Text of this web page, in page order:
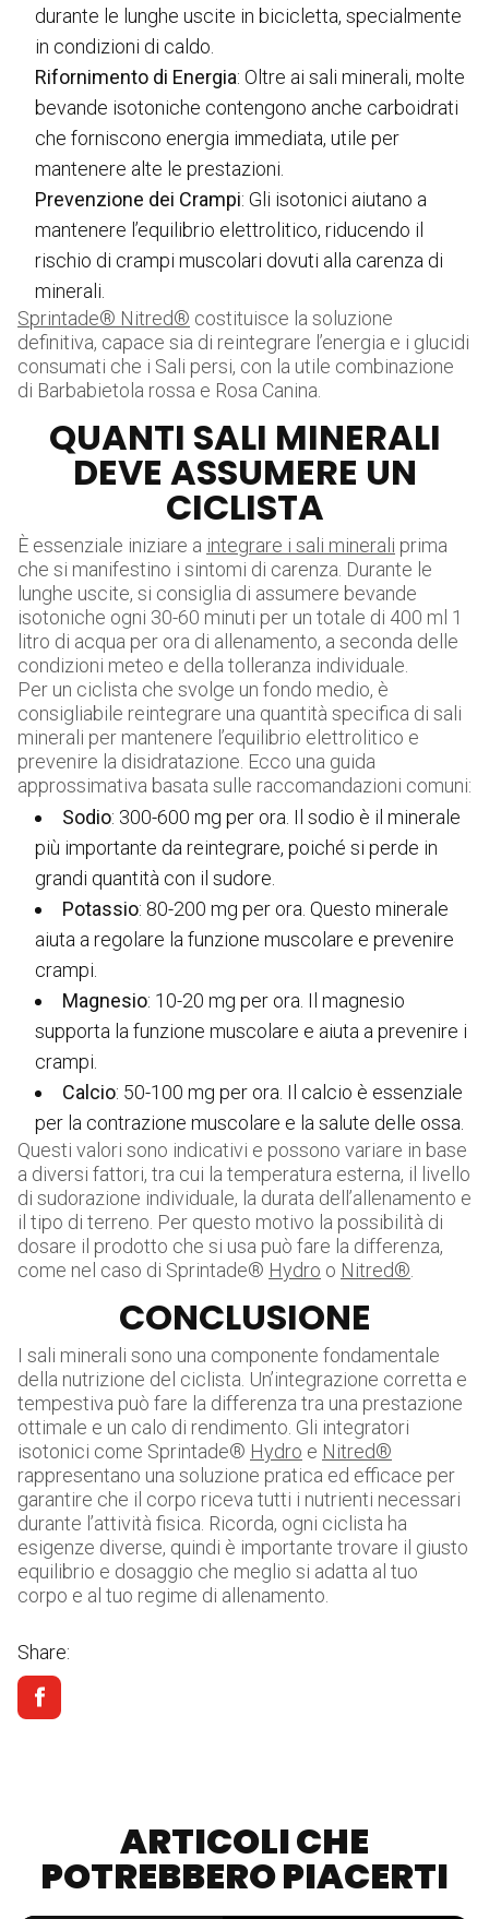
durante le lunghe uscite in bicicletta, specialmente
in condizioni di caldo.
Rifornimento di Energia: Oltre ai sali minerali, molte
bevande isotoniche contengono anche carboidrati
che forniscono energia immediata, utile per
mantenere alte le prestazioni.
Prevenzione dei Crampi: Gli isotonici aiutano a
mantenere l’equilibrio elettrolitico, riducendo il
rischio di crampi muscolari dovuti alla carenza di
minerali.
Sprintade® Nitred® costituisce la soluzione
definitiva, capace sia di reintegrare l’energia e i glucidi
consumati che i Sali persi, con la utile combinazione
di Barbabietola rossa e Rosa Canina.
QUANTI SALI MINERALI
DEVE ASSUMERE UN
CICLISTA
È essenziale iniziare a integrare i sali minerali prima
che si manifestino i sintomi di carenza. Durante le
lunghe uscite, si consiglia di assumere bevande
isotoniche ogni 30-60 minuti per un totale di 400 ml 1
litro di acqua per ora di allenamento, a seconda delle
condizioni meteo e della tolleranza individuale.
Per un ciclista che svolge un fondo medio, è
consigliabile reintegrare una quantità specifica di sali
minerali per mantenere l’equilibrio elettrolitico e
prevenire la disidratazione. Ecco una guida
approssimativa basata sulle raccomandazioni comuni:
Sodio: 300-600 mg per ora. Il sodio è il minerale
più importante da reintegrare, poiché si perde in
grandi quantità con il sudore.
Potassio: 80-200 mg per ora. Questo minerale
aiuta a regolare la funzione muscolare e prevenire
crampi.
Magnesio: 10-20 mg per ora. Il magnesio
supporta la funzione muscolare e aiuta a prevenire i
crampi.
Calcio: 50-100 mg per ora. Il calcio è essenziale
per la contrazione muscolare e la salute delle ossa.
Questi valori sono indicativi e possono variare in base
a diversi fattori, tra cui la temperatura esterna, il livello
di sudorazione individuale, la durata dell’allenamento e
il tipo di terreno. Per questo motivo la possibilità di
dosare il prodotto che si usa può fare la differenza,
come nel caso di Sprintade® Hydro o Nitred®.
CONCLUSIONE
I sali minerali sono una componente fondamentale
della nutrizione del ciclista. Un’integrazione corretta e
tempestiva può fare la differenza tra una prestazione
ottimale e un calo di rendimento. Gli integratori
isotonici come Sprintade® Hydro e Nitred®
rappresentano una soluzione pratica ed efficace per
garantire che il corpo riceva tutti i nutrienti necessari
durante l’attività fisica. Ricorda, ogni ciclista ha
esigenze diverse, quindi è importante trovare il giusto
equilibrio e dosaggio che meglio si adatta al tuo
corpo e al tuo regime di allenamento.
Share:
ARTICOLI CHE
POTREBBERO PIACERTI